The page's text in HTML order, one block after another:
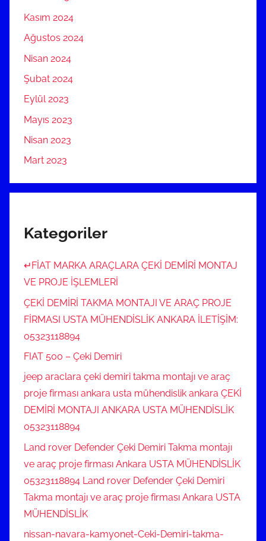
Kasım 2024
Ağustos 2024
Nisan 2024
Şubat 2024
Eylül 2023
Mayıs 2023
Nisan 2023
Mart 2023
Kategoriler
↵FİAT MARKA ARAÇLARA ÇEKİ DEMİRİ MONTAJ
VE PROJE İŞLEMLERİ
ÇEKİ DEMİRİ TAKMA MONTAJI VE ARAÇ PROJE
FİRMASI USTA MÜHENDİSLİK ANKARA İLETİŞİM:
05323118894
FIAT 500 – Çeki Demiri
jeep araclara çeki demiri takma montajı ve araç
proje firması ankara usta mühendislik ankara ÇEKİ
DEMİRİ MONTAJI ANKARA USTA MÜHENDİSLİK
05323118894
Land rover Defender Çeki Demiri Takma montajı
ve araç proje firması Ankara USTA MÜHENDİSLİK
05323118894 Land rover Defender Çeki Demiri
Takma montajı ve araç proje firması Ankara USTA
MÜHENDİSLİK
nissan-navara-kamyonet-Ceki-Demiri-takma-